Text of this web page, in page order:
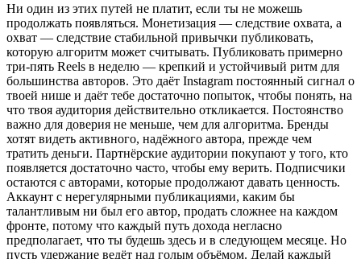
Ни один из этих путей не платит, если ты не можешь
продолжать появляться. Монетизация — следствие охвата, а
охват — следствие стабильной привычки публиковать,
которую алгоритм может считывать. Публиковать примерно
три-пять Reels в неделю — крепкий и устойчивый ритм для
большинства авторов. Это даёт Instagram постоянный сигнал о
твоей нише и даёт тебе достаточно попыток, чтобы понять, на
что твоя аудитория действительно откликается. Постоянство
важно для доверия не меньше, чем для алгоритма. Бренды
хотят видеть активного, надёжного автора, прежде чем
тратить деньги. Партнёрские аудитории покупают у того, кто
появляется достаточно часто, чтобы ему верить. Подписчики
остаются с авторами, которые продолжают давать ценность.
Аккаунт с нерегулярными публикациями, каким бы
талантливым ни был его автор, продать сложнее на каждом
фронте, потому что каждый путь дохода негласно
предполагает, что ты будешь здесь и в следующем месяце. Но
пусть удержание ведёт над голым объёмом. Делай каждый